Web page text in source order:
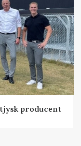
producent